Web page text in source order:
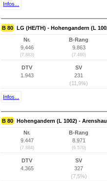
Infos...
B 80 LG (HE/TH) - Hohengandern (L
Nr.
9.446
(7.883)
B-Rang
9.863
(7.460)
DTV
1.943
SV
231
(11,9%)
Infos...
B 80 Hohengandern (L 1002) -
Nr.
9.447
(7.884)
B-Rang
8.971
(6.570)
DTV
4.365
SV
327
(7,5%)